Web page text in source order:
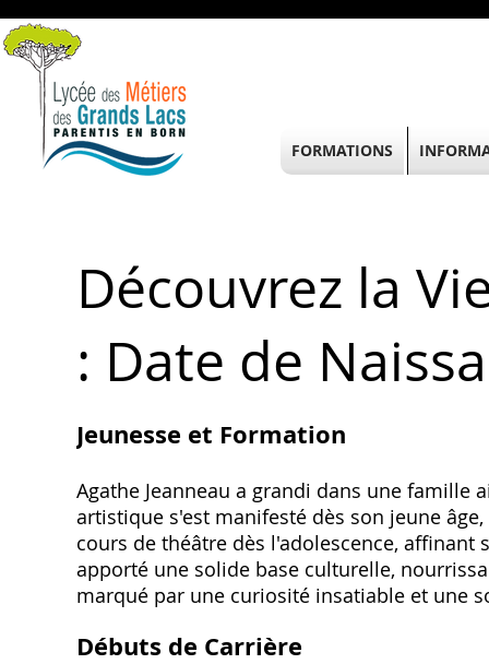
Découvrez la
: Date de
Jeunesse et Formation
Agathe Jeanneau a grandi dans une
artistique s'est manifesté dès son jeune
cours de théâtre dès l'adolescence,
apporté une solide base culturelle,
marqué par une curiosité insatiable et une
Débuts de Carrière
FORMATIONS